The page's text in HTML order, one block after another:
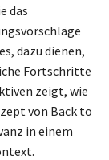
das
dazu dienen,
Fortschritte
zeigt, wie
von Back to
in einem